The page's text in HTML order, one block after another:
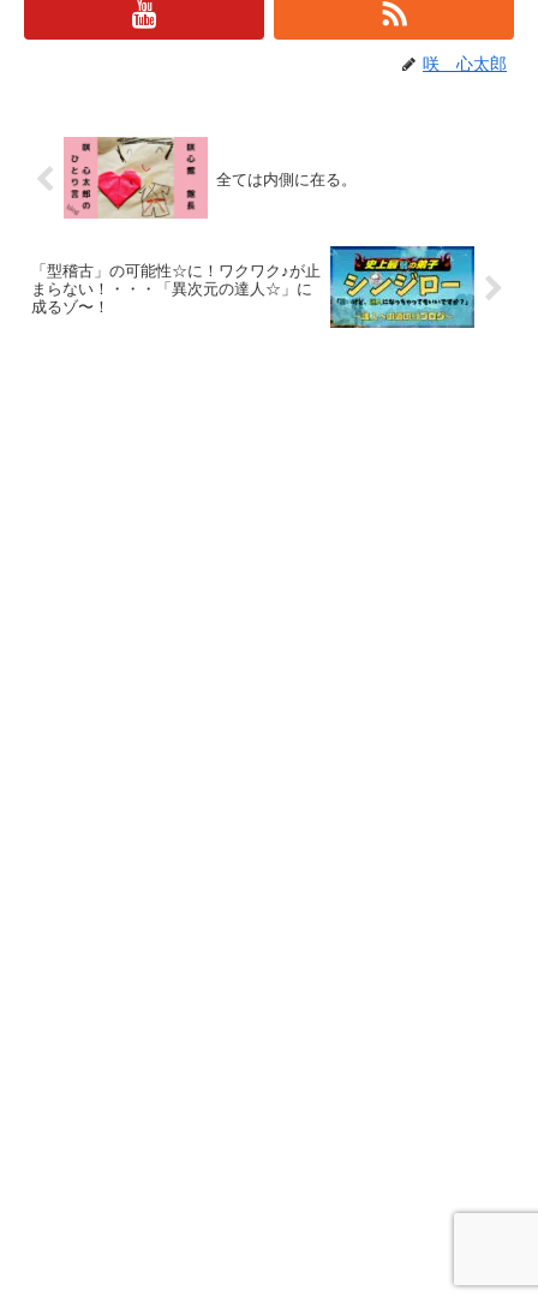
咲 心太郎
全ては内側に在る。
「型稽古」の可能性☆に！ワクワク♪が止
まらない！・・・「異次元の達人☆」に
成るゾ〜！